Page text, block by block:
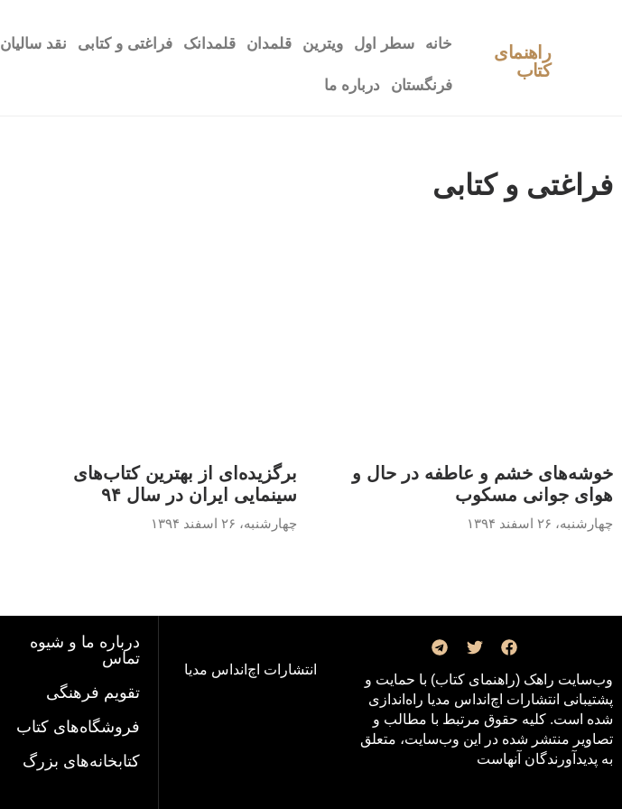
راهنمای
کتاب
خانه سطر اول ویترین قلمدان قلمدانک فراغتی و کتابی نقد سالیان
فرنگستان درباره ما
فراغتی و کتابی
خوشه‌های خشم و عاطفه در حال و
هوای جوانی مسکوب
چهارشنبه، ۲۶ اسفند ۱۳۹۴
برگزیده‌ای از بهترین کتاب‌های
سینمایی ایران در سال ۹۴
چهارشنبه، ۲۶ اسفند ۱۳۹۴
وب‌سایت راهک (راهنمای کتاب) با حمایت و
پشتیبانی انتشارات اچ‌اند‌اس مدیا راه‌اندازی
شده است. کلیه حقوق مرتبط با مطالب و
تصاویر منتشر شده در این وب‌سایت، متعلق
به پدیدآورندگان آنهاست
انتشارات اچ‌اند‌اس مدیا
درباره ما و شیوه
تماس
تقویم فرهنگی
فروشگاه‌های کتاب
کتابخانه‌های بزرگ